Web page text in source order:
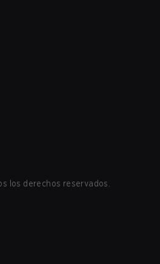
los derechos reservados.